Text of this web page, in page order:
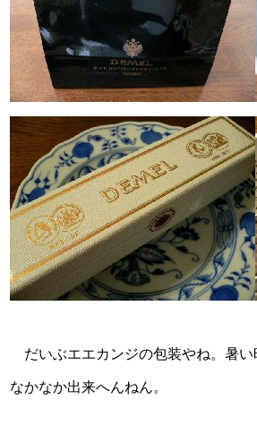
だいぶエエカンジの包装やね。暑い
なかなか出来へんねん。